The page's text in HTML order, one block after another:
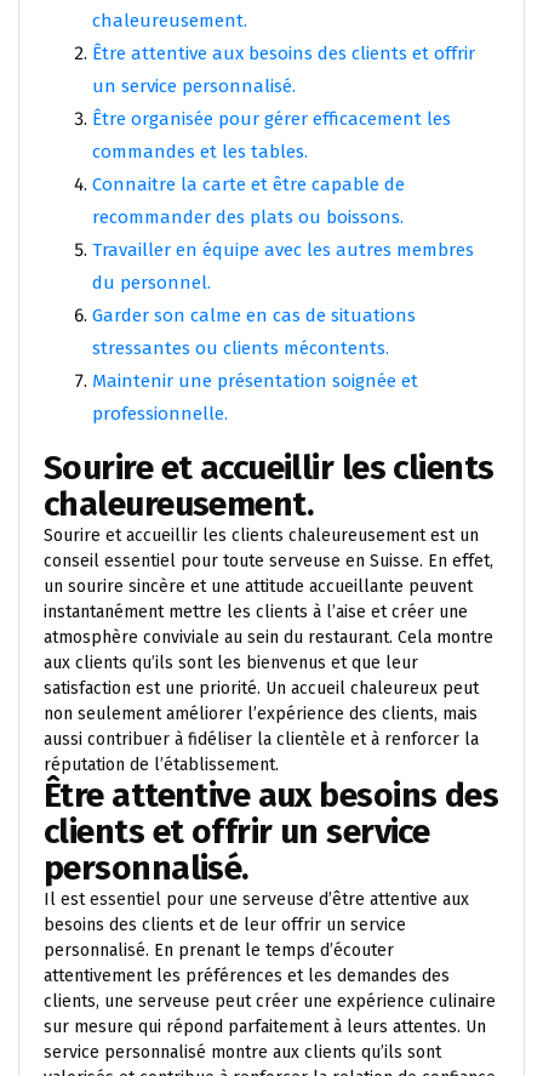
chaleureusement.
Être attentive aux besoins des clients et offrir
un service personnalisé.
Être organisée pour gérer efficacement les
commandes et les tables.
Connaitre la carte et être capable de
recommander des plats ou boissons.
Travailler en équipe avec les autres membres
du personnel.
Garder son calme en cas de situations
stressantes ou clients mécontents.
Maintenir une présentation soignée et
professionnelle.
Sourire et accueillir les clients
chaleureusement.
Sourire et accueillir les clients chaleureusement est un
conseil essentiel pour toute serveuse en Suisse. En effet,
un sourire sincère et une attitude accueillante peuvent
instantanément mettre les clients à l’aise et créer une
atmosphère conviviale au sein du restaurant. Cela montre
aux clients qu’ils sont les bienvenus et que leur
satisfaction est une priorité. Un accueil chaleureux peut
non seulement améliorer l’expérience des clients, mais
aussi contribuer à fidéliser la clientèle et à renforcer la
réputation de l’établissement.
Être attentive aux besoins des
clients et offrir un service
personnalisé.
Il est essentiel pour une serveuse d’être attentive aux
besoins des clients et de leur offrir un service
personnalisé. En prenant le temps d’écouter
attentivement les préférences et les demandes des
clients, une serveuse peut créer une expérience culinaire
sur mesure qui répond parfaitement à leurs attentes. Un
service personnalisé montre aux clients qu’ils sont